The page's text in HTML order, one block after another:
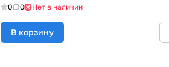
0 0 Нет в наличии
В корзину